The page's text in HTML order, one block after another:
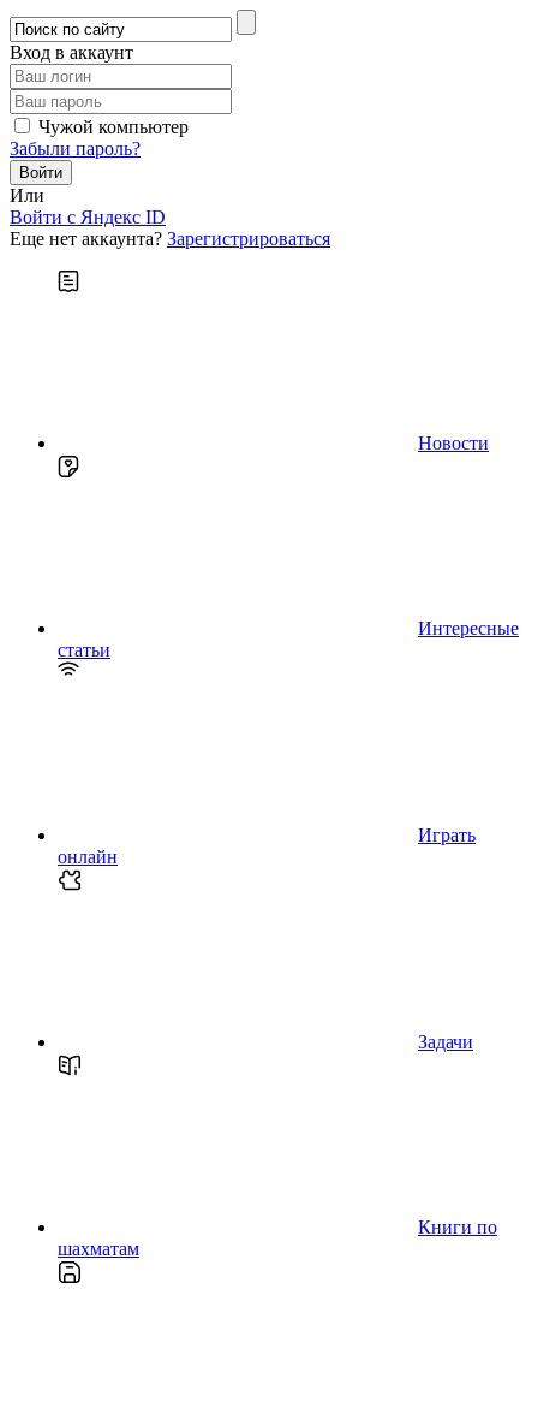
Вход в аккаунт
Чужой компьютер
Забыли пароль?
Или
Войти c Яндекс ID
Еще нет аккаунта? Зарегистрироваться
Новости
Интересные
статьи
Играть
онлайн
Задачи
Книги по
шахматам